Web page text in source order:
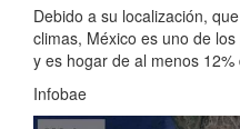
Debido a su localización,
climas, México es uno de
y es hogar de al menos
Infobae